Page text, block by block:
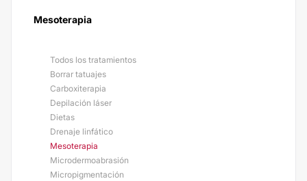
Mesoterapia
Todos los tratamientos
Borrar tatuajes
Carboxiterapia
Depilación láser
Dietas
Drenaje linfático
Mesoterapia
Microdermoabrasión
Micropigmentación